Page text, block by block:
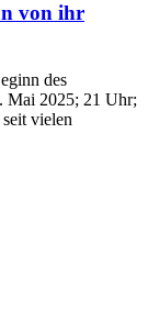
von ihr
des
Mai 2025; 21 Uhr;
vielen